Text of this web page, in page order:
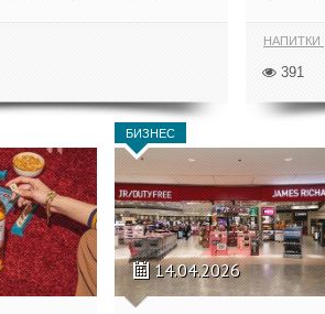
НАПИТКИ
391
БИЗНЕС
14.04.2026